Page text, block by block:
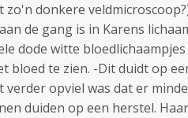
zo'n donkere
de gang is in Karens
dode witte
bloed te zien. -Dit duidt op
verder opviel was dat er
duiden op een herstel.